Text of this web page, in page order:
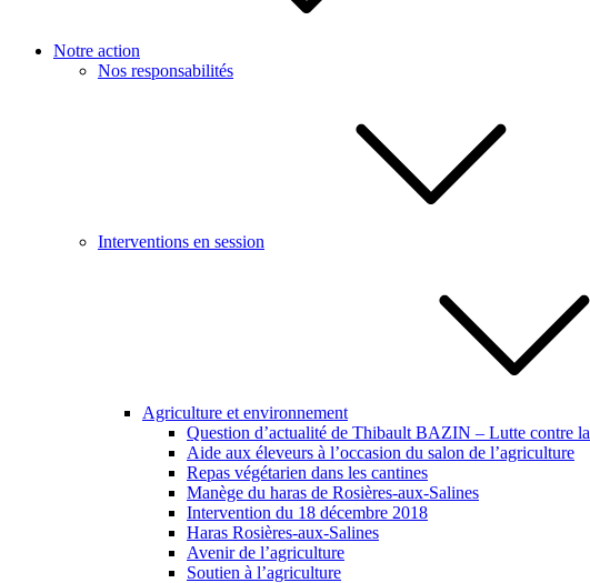
Notre action
Nos responsabilités
Interventions en session
Agriculture et environnement
Question d’actualité de Thibault BAZIN – Lutte contre
Aide aux éleveurs à l’occasion du salon de l’agriculture
Repas végétarien dans les cantines
Manège du haras de Rosières-aux-Salines
Intervention du 18 décembre 2018
Haras Rosières-aux-Salines
Avenir de l’agriculture
Soutien à l’agriculture